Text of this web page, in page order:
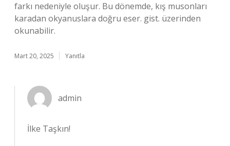
farkı nedeniyle oluşur. Bu dönemde, kış musonları
karadan okyanuslara doğru eser. gist. üzerinden
okunabilir.
Mart 20, 2025 Yanıtla
admin
İlke Taşkın!